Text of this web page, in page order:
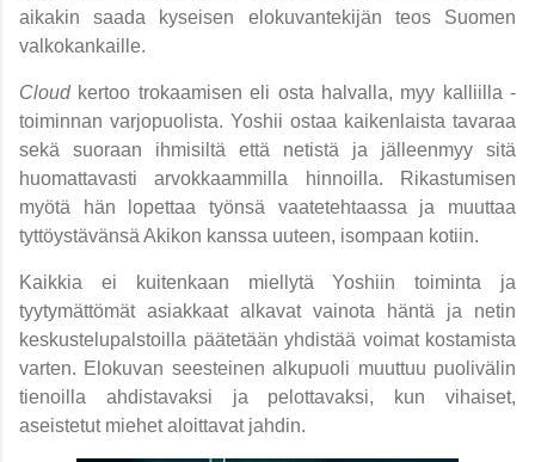
aikakin saada kyseisen elokuvantekijän teos Suomen
valkokankaille.
Cloudkertoo trokaamisen eli osta halvalla, myy kalliilla -
toiminnan varjopuolista. Yoshii ostaa kaikenlaista tavaraa
sekä suoraan ihmisiltä että netistä ja jälleenmyy sitä
huomattavasti arvokkaammilla hinnoilla. Rikastumisen
myötä hän lopettaa työnsä vaatetehtaassa ja muuttaa
tyttöystävänsä Akikon kanssa uuteen, isompaan kotiin.
Kaikkia ei kuitenkaan miellytä Yoshiin toiminta ja
tyytymättömät asiakkaat alkavat vainota häntä ja netin
keskustelupalstoilla päätetään yhdistää voimat kostamista
varten. Elokuvan seesteinen alkupuoli muuttuu puolivälin
tienoilla ahdistavaksi ja pelottavaksi, kun vihaiset,
aseistetut miehet aloittavat jahdin.